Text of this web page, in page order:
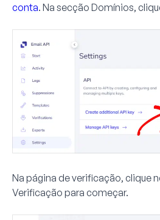
conta. Na secção Domínios,
Na página de verificação, clique
Verificação para começar.